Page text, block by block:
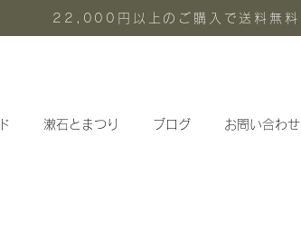
22,000円以上のご購入で送料無料
漱石とまつり ブログ お問い合わせ